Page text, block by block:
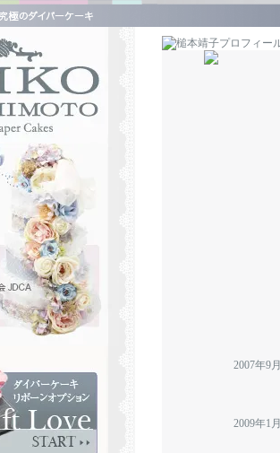
2007年9
2009年1